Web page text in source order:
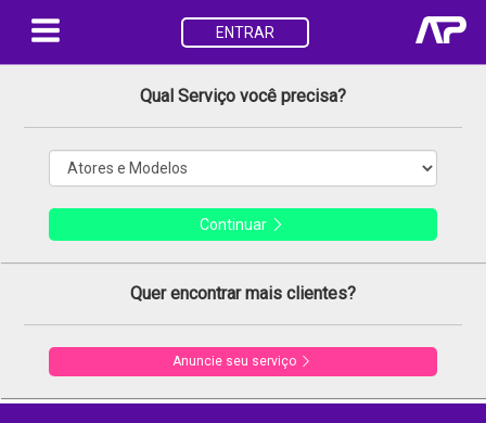
ENTRAR
Qual Serviço você precisa?
Continuar
Quer encontrar mais clientes?
Anuncie seu serviço